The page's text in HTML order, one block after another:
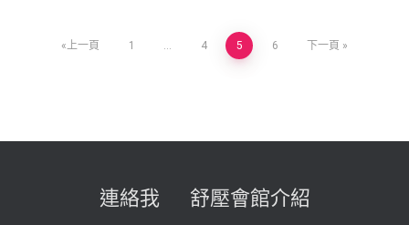
導
上一頁 1 ... 4 5 6 下一頁
連絡我 舒壓會館介紹